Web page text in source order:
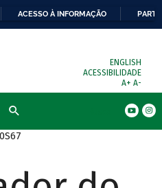
ACESSO À INFORMAÇÃO
ENGLISH
ACESSIBILIDADE
A+ A-